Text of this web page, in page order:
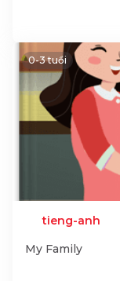
0-3 tuổi
tieng-anh
My Family